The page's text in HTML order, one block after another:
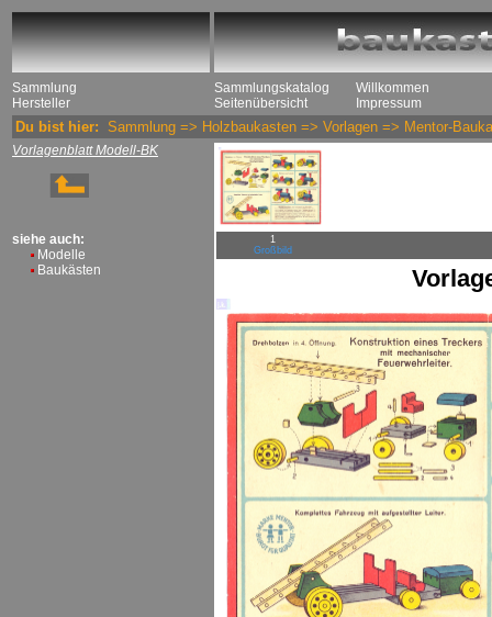
Sammlung
Hersteller
Sammlungskatalog
Seitenübersicht
Willkommen
Impressum
Du bist hier: Sammlung => Holzbaukasten => Vorlagen => Mentor-
Vorlagenblatt Modell-BK
siehe auch:
Modelle
Baukästen
1
Großbild